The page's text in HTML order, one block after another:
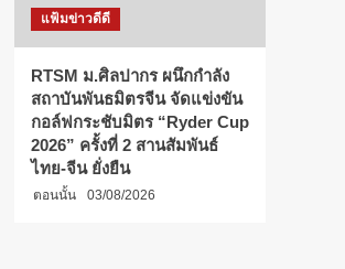
แฟ้มข่าวดีดี
RTSM ม.ศิลปากร ผนึกกำลัง
สถาบันพันธมิตรจีน จัดแข่งขัน
กอล์ฟกระชับมิตร “Ryder Cup
2026” ครั้งที่ 2 สานสัมพันธ์
ไทย-จีน ยั่งยืน
ตอนนั้น 03/08/2026